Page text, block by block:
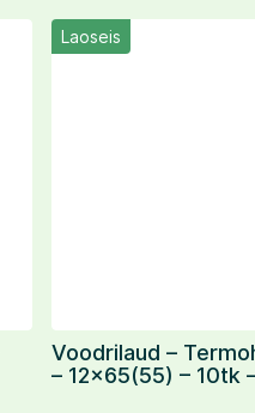
Laoseis
Voodrilaud –
– 12×65(55) – 10tk